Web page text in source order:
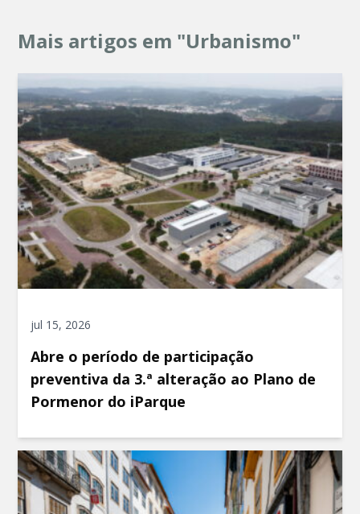
Mais artigos em "Urbanismo"
jul 15, 2026
Abre o período de participação
preventiva da 3.ª alteração ao Plano de
Pormenor do iParque